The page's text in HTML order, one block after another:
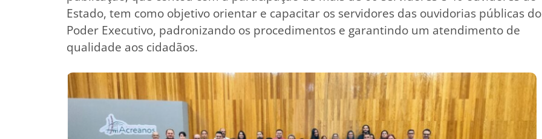
Estado, tem como objetivo orientar e capacitar os servidores das ouvidorias públicas do
Poder Executivo, padronizando os procedimentos e garantindo um atendimento de
qualidade aos cidadãos.